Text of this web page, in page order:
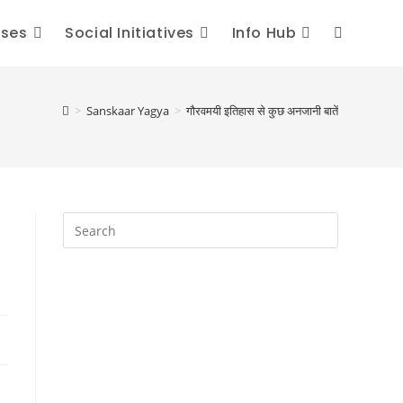
Social Initiatives Info Hub Toggle
website
> Sanskaar Yagya > गौरवमयी इतिहास से कुछ अनजानी बातें